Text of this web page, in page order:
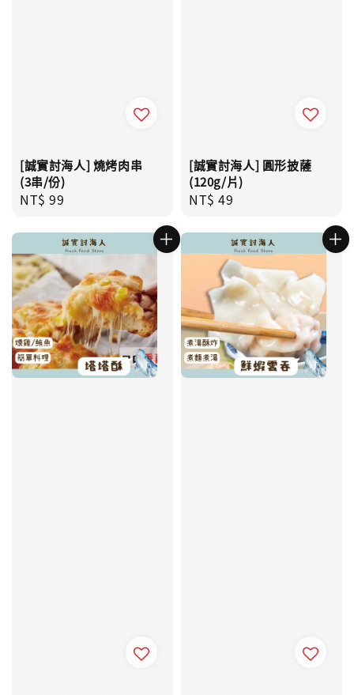
[誠實討海人] 燒烤肉串
(3串/份)
Regular
NT$ 99
[誠實討海人] 圓形披薩
(120g/片)
Regular
NT$ 49